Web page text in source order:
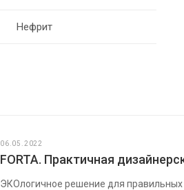
Нефрит
06.05.2022
FORTA. Практичная
ЭКОлогичное решение для правильных